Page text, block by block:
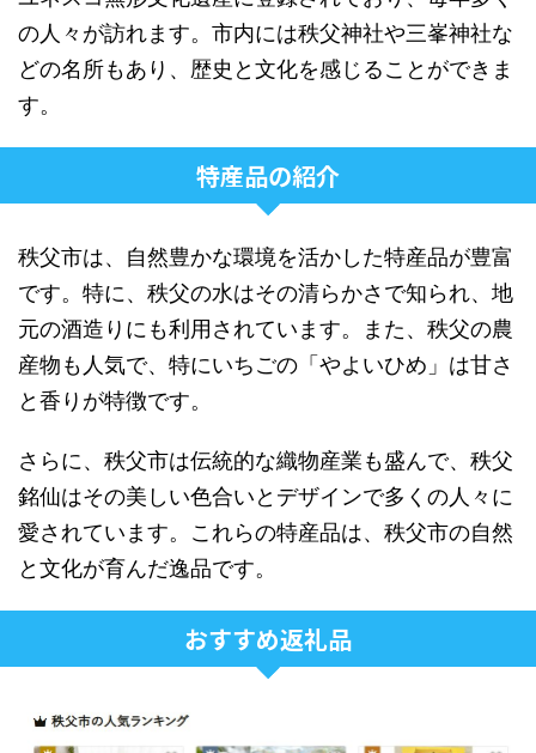
の人々が訪れます。市内には秩父神社や三峯神社な
どの名所もあり、歴史と文化を感じることができま
す。
特産品の紹介
秩父市は、自然豊かな環境を活かした特産品が豊富
です。特に、秩父の水はその清らかさで知られ、地
元の酒造りにも利用されています。また、秩父の農
産物も人気で、特にいちごの「やよいひめ」は甘さ
と香りが特徴です。
さらに、秩父市は伝統的な織物産業も盛んで、秩父
銘仙はその美しい色合いとデザインで多くの人々に
愛されています。これらの特産品は、秩父市の自然
と文化が育んだ逸品です。
おすすめ返礼品